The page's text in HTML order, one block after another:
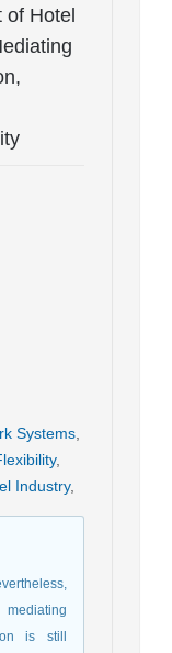
of Hotel
Systems
,
Industry,
is still